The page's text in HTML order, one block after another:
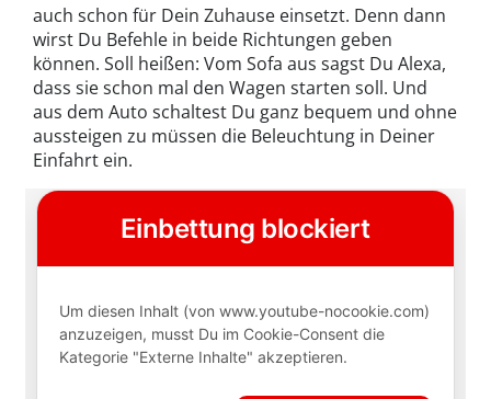
auch schon für Dein Zuhause einsetzt. Denn dann
wirst Du Befehle in beide Richtungen geben
können. Soll heißen: Vom Sofa aus sagst Du Alexa,
dass sie schon mal den Wagen starten soll. Und
aus dem Auto schaltest Du ganz bequem und ohne
aussteigen zu müssen die Beleuchtung in Deiner
Einfahrt ein.